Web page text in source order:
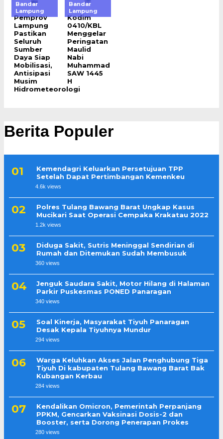
Bandar
Lampung
Pemprov
Lampung
Pastikan
Seluruh
Sumber
Daya Siap
Mobilisasi,
Antisipasi
Musim
Hidrometeorologi
Bandar
Lampung
Kodim
0410/KBL
Menggelar
Peringatan
Maulid
Nabi
Muhammad
SAW 1445
H
Berita Populer
Kemendagri Keluarkan Persetujuan TPP
Setelah Dapat Pertimbangan Kemenkeu
4.6k views
Polres Tulang Bawang Barat Ungkap Kasus
Mucikari Saat Operasi Cempaka Krakatau 2022
1.2k views
Diduga Sakit, Sutris Meninggal Sendirian di
Rumah dan Ditemukan Sudah Membusuk
360 views
Jenguk Saudara Sakit, Motor Hilang di Halaman
Parkir Puskesmas PONED Panaragan
340 views
Soal Kinerja, Masyarakat Tiyuh Panaragan
Desak Kepala Tiyuhnya Mundur
294 views
Warga Keluhkan Akses Jalan Penghubung Tiga
Tiyuh Di kabupaten Tulang Bawang Barat Bak
Kubangan Kerbau
284 views
Kendalikan Omicron, Pemerintah Perpanjang
PPKM, Gencarkan Vaksinasi Dosis-2 dan
Booster, serta Dorong Penerapan Prokes
280 views